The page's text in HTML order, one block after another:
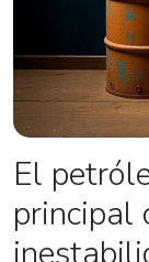
El
principal